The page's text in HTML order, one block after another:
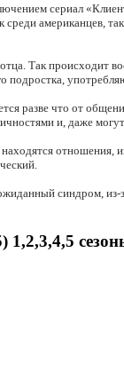
сериал
американцев,
Так происходит
разве что от
и, даже
отношения,
синдром, из-
1,2,3,4,5